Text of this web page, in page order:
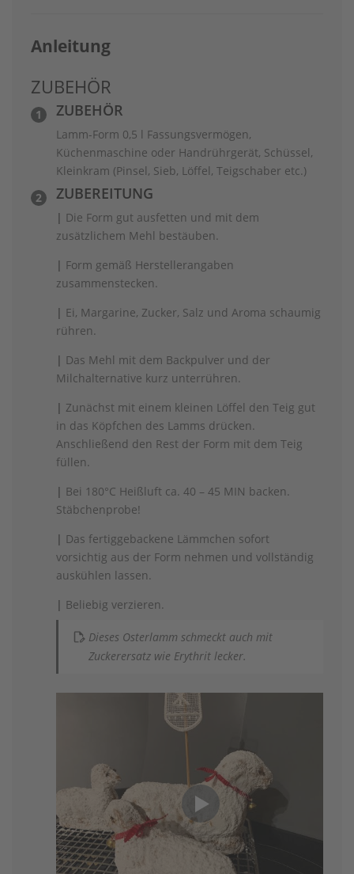
Anleitung
ZUBEHÖR
ZUBEHÖR
Lamm-Form 0,5 l Fassungsvermögen,
Küchenmaschine oder Handrührgerät, Schüssel,
Kleinkram (Pinsel, Sieb, Löffel, Teigschaber etc.)
ZUBEREITUNG
| Die Form gut ausfetten und mit dem
zusätzlichem Mehl bestäuben.
| Form gemäß Herstellerangaben
zusammenstecken.
| Ei, Margarine, Zucker, Salz und Aroma schaumig
rühren.
| Das Mehl mit dem Backpulver und der
Milchalternative kurz unterrühren.
| Zunächst mit einem kleinen Löffel den Teig gut
in das Köpfchen des Lamms drücken.
Anschließend den Rest der Form mit dem Teig
füllen.
| Bei 180°C Heißluft ca. 40 – 45 MIN backen.
Stäbchenprobe!
| Das fertiggebackene Lämmchen sofort
vorsichtig aus der Form nehmen und vollständig
auskühlen lassen.
| Beliebig verzieren.
Dieses Osterlamm schmeckt auch mit
Zuckerersatz wie Erythrit lecker.